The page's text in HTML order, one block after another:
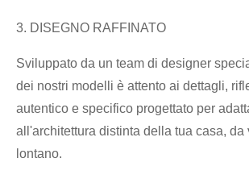
3. DISEGNO RAFFINATO
Sviluppato da un team di designer
dei nostri modelli è attento ai dettagli,
autentico e specifico progettato per
all'architettura distinta della tua casa, da
lontano.